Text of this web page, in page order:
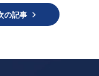
の記事